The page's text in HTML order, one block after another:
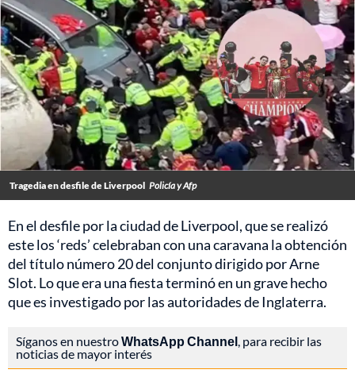
Tragedia en desfile de Liverpool Policía y Afp
En el desfile por la ciudad de Liverpool, que se realizó
este los ‘reds’ celebraban con una caravana la obtención
del título número 20 del conjunto dirigido por Arne
Slot. Lo que era una fiesta terminó en un grave hecho
que es investigado por las autoridades de Inglaterra.
Síganos en nuestroWhatsApp Channel, para recibir las
noticias de mayor interés